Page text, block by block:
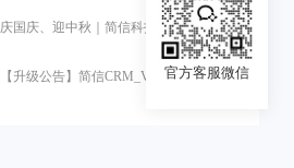
庆国庆、迎中秋｜简信科技2025国庆...
【升级公告】简信CRM_V4.7.5...官方客服微信